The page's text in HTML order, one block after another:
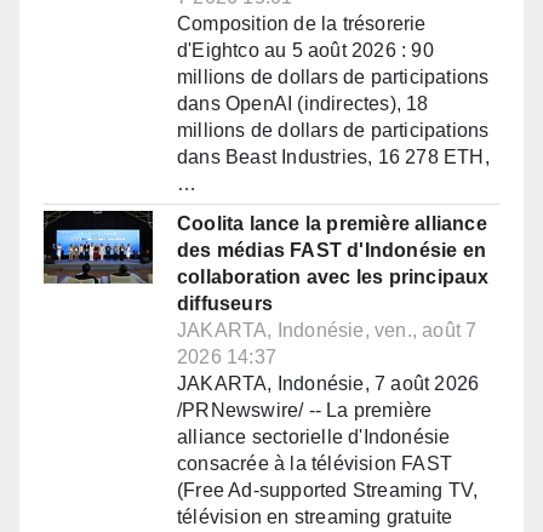
Composition de la trésorerie
d'Eightco au 5 août 2026 : 90
millions de dollars de participations
dans OpenAI (indirectes), 18
millions de dollars de participations
dans Beast Industries, 16 278 ETH,
…
Coolita lance la première alliance
des médias FAST d'Indonésie en
collaboration avec les principaux
diffuseurs
JAKARTA, Indonésie, ven., août 7
2026 14:37
JAKARTA, Indonésie, 7 août 2026
/PRNewswire/ -- La première
alliance sectorielle d'Indonésie
consacrée à la télévision FAST
(Free Ad-supported Streaming TV,
télévision en streaming gratuite